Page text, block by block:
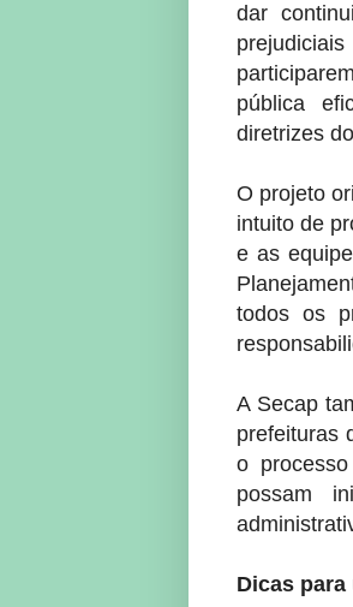
dar
pública
diretrizes
O projeto
intuito de
e as
todos os
A Secap
prefeituras
o
possam
Dicas